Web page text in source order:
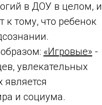
в ДОУ в целом, и
к тому, что ребенок
«Игровые» -
увлекательных
и социума.